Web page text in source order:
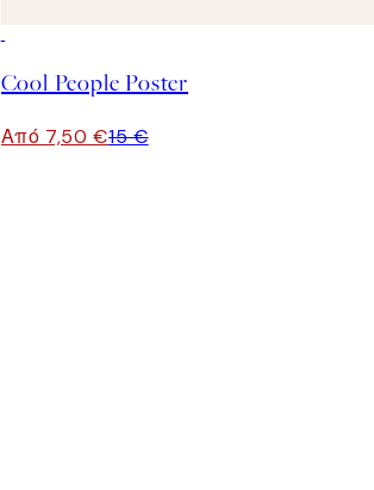
Cool People Poster
Από 7,50 €15 €